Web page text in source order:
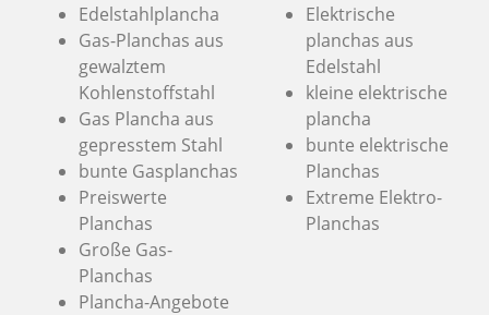
Edelstahlplancha
Gas-Planchas aus
gewalztem
Kohlenstoffstahl
Gas Plancha aus
gepresstem Stahl
bunte Gasplanchas
Preiswerte
Planchas
Große Gas-
Planchas
Plancha-Angebote
Elektrische
planchas aus
Edelstahl
kleine elektrische
plancha
bunte elektrische
Planchas
Extreme Elektro-
Planchas